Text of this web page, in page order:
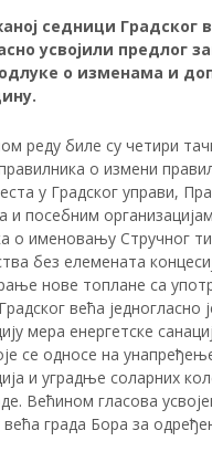
седници Градског
усвојили предлог
о изменама и
реду биле су четири
о измени
у Градског управи,
и посебним
о именовању Стручног
без елемената
нове топлане са
већа
мера енергетске
се односе на
и уградње соларних
Већином гласова
већа града Бора за